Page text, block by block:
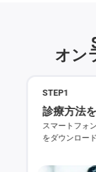
オン
STEP1
診療方法
スマートフォ
をダウンロー